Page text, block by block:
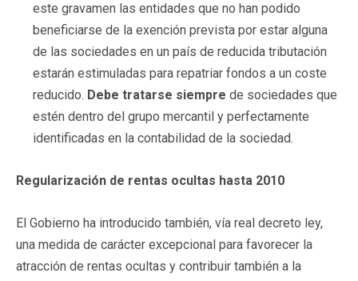
este gravamen las entidades que no han podido
beneficiarse de la exención prevista por estar alguna
de las sociedades en un país de reducida tributación
estarán estimuladas para repatriar fondos a un coste
reducido. Debe tratarse siempre de sociedades que
estén dentro del grupo mercantil y perfectamente
identificadas en la contabilidad de la sociedad.
Regularización de rentas ocultas hasta 2010
El Gobierno ha introducido también, vía real decreto ley,
una medida de carácter excepcional para favorecer la
atracción de rentas ocultas y contribuir también a la